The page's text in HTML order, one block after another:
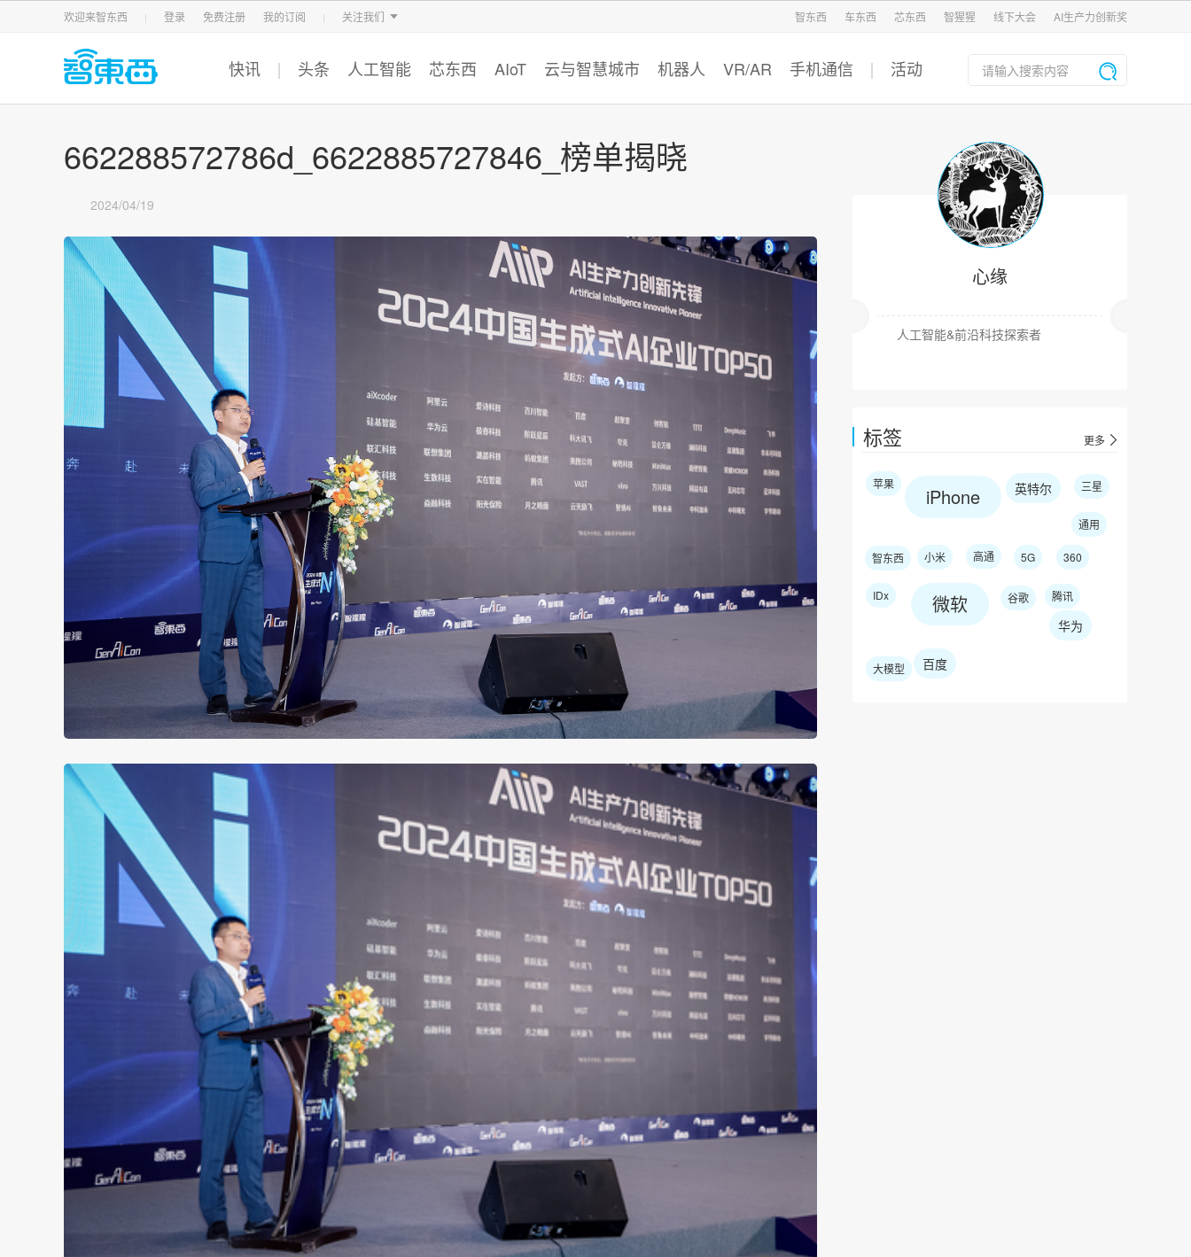
欢迎来智东西 登录 免费注册 我的订阅 关注我们
智东西 车东西 芯东西 智猩猩
智东西 车东西 芯东西 智猩猩 线下大会 AI生产力创新奖
快讯 头条 人工智能 芯东西 AIoT 云与智慧城市 机器人 VR/AR 手机通信 活动
心缘
人工智能&前沿科技探索者
标签 更多
苹果
iPhone 英特尔 三星
通用
智东西 小米 高通 5G 360
IDx 微软 谷歌 腾讯
华为
大模型 百度
662288572786d_6622885727846_榜单揭晓
2024/04/19